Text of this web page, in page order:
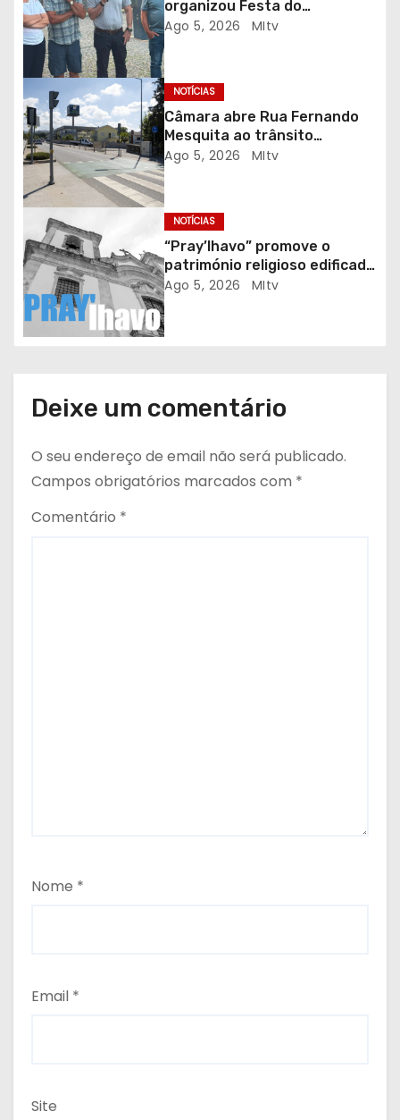
e
a
r
t
i
o
s
organizou Festa do
Emigrante
Ago 5, 2026 MItv
NOTÍCIAS
Câmara abre Rua Fernando
Mesquita ao trânsito
automóvel
Ago 5, 2026 MItv
NOTÍCIAS
“Pray’lhavo” promove o
património religioso edificado
do Arciprestado
Ago 5, 2026 MItv
Deixe um comentário
O seu endereço de email não será publicado.
Campos obrigatórios marcados com *
Comentário *
Nome *
Email *
Site